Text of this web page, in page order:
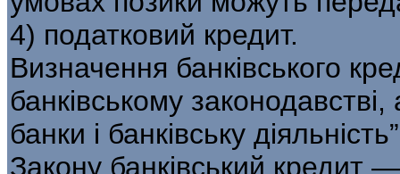
4) податковий кредит.
Визначення банківського
банківському
банки і банківську
Закону банківський кредит